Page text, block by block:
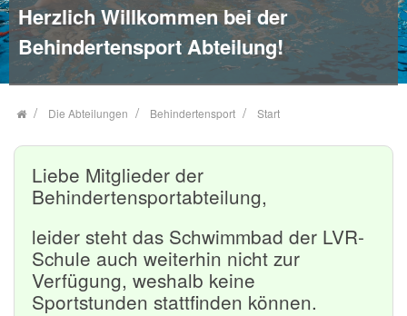
Herzlich Willkommen bei der
Behindertensport Abteilung!
Zurück Weiter
Die Abteilungen Behindertensport Start
Liebe Mitglieder der
Behindertensportabteilung,
leider steht das Schwimmbad der LVR-
Schule auch weiterhin nicht zur
Verfügung, weshalb keine
Sportstunden stattfinden können.